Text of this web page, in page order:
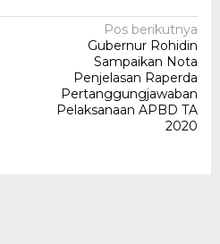
Pos berikutnya
Gubernur Rohidin
Sampaikan Nota
Penjelasan Raperda
Pertanggungjawaban
Pelaksanaan APBD TA
2020